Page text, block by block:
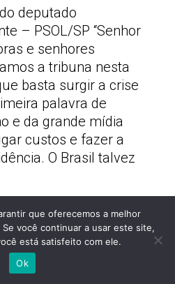
deputado
– PSOL/SP “Senhor
e senhores
a tribuna nesta
basta surgir a crise
palavra de
e da grande mídia
custos e fazer a
O Brasil talvez
liberados desde que
a fonte
porAppmobi
que oferecemos a melhor
você continuar a usar este site,
está satisfeito com ele.
Ok